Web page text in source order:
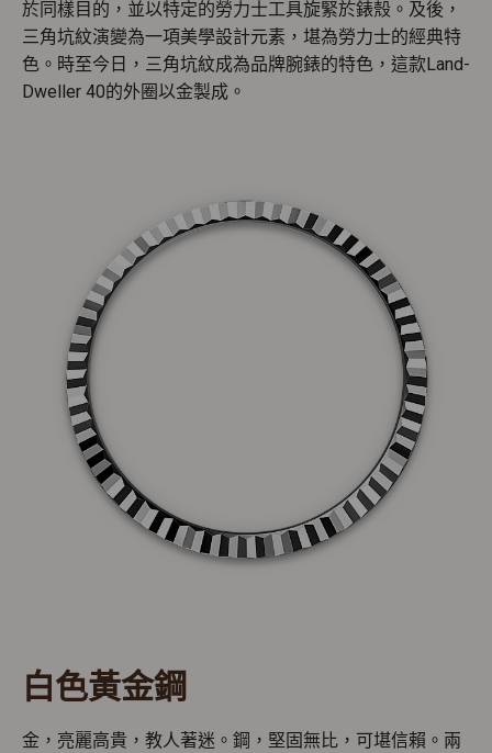
於同樣目的，並以特定的勞力士工具旋緊於錶殼。及後，
三角坑紋演變為一項美學設計元素，堪為勞力士的經典特
色。時至今日，三角坑紋成為品牌腕錶的特色，這款Land-
Dweller 40的外圈以金製成。
白色黃金鋼
金，亮麗高貴，教人著迷。鋼，堅固無比，可堪信賴。兩